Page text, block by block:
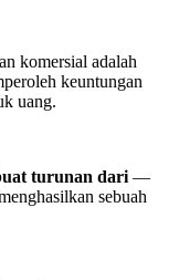
komersial adalah
keuntungan
uang.
turunan dari —
sebuah